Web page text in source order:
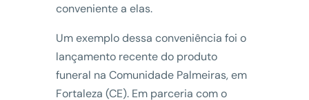
conveniente a elas.
Um exemplo dessa conveniência foi o
lançamento recente do produto
funeral na Comunidade Palmeiras, em
Fortaleza (CE). Em parceria com o